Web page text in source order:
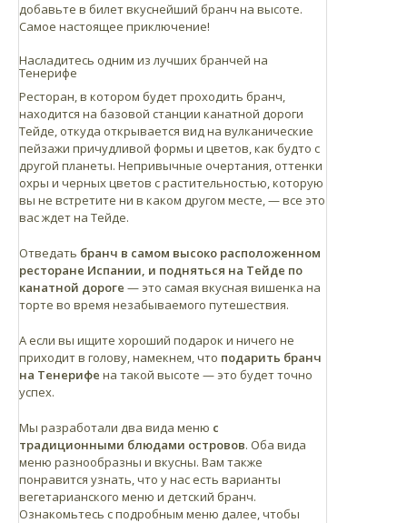
На базовой и верхней станциях есть
общественные туалеты, открытые в часы работы
объектов.
Ассорти канарских сыров, жареный свиной окорок,
колбасы и дополнения к ним вместе с ассорти из хлеба
и мини-круассанами.
По шоссе TF-24 от Ла-Лагуна до Портильо-де-ла-
с шоссе TF-21, соединенное с базовой станцией
Канатной дороги на 43 км.
Дистанция
Тейде приблизительно находится в часе езды на
машине от любой точки острова.
Санта-Крус: 64 км
Ла-Лагуна: 55 км
Пуэрто-де-ла-Крус: 45 км
Лос-Гигантес: 52 км
Лос-Кристианос: 47 км
добавьте в билет вкуснейший бранч на высоте.
Самое настоящее приключение!
Насладитесь одним из лучших бранчей на
Тенерифе
Ресторан, в котором будет проходить бранч,
находится на базовой станции канатной дороги
Тейде, откуда открывается вид на вулканические
пейзажи причудливой формы и цветов, как будто с
другой планеты. Непривычные очертания, оттенки
охры и черных цветов с растительностью, которую
вы не встретите ни в каком другом месте, — все это
вас ждет на Тейде.
Отведать бранч в самом высоко расположенном
ресторане Испании, и подняться на Тейде по
канатной дороге — это самая вкусная вишенка на
торте во время незабываемого путешествия.
А если вы ищите хороший подарок и ничего не
приходит в голову, намекнем, что подарить бранч
на Тенерифе на такой высоте — это будет точно
успех.
Мы разработали два вида меню с
традиционными блюдами островов. Оба вида
меню разнообразны и вкусны. Вам также
понравится узнать, что у нас есть варианты
вегетарианского меню и детский бранч.
Ознакомьтесь с подробным меню далее, чтобы